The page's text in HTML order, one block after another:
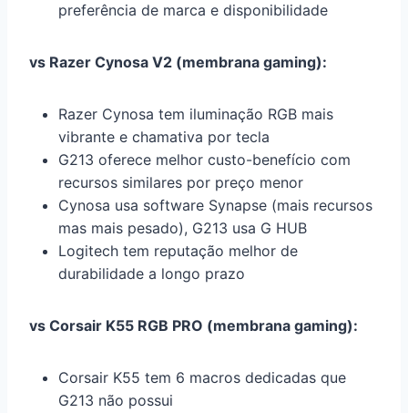
preferência de marca e disponibilidade
vs Razer Cynosa V2 (membrana gaming):
Razer Cynosa tem iluminação RGB mais
vibrante e chamativa por tecla
G213 oferece melhor custo-benefício com
recursos similares por preço menor
Cynosa usa software Synapse (mais recursos
mas mais pesado), G213 usa G HUB
Logitech tem reputação melhor de
durabilidade a longo prazo
vs Corsair K55 RGB PRO (membrana gaming):
Corsair K55 tem 6 macros dedicadas que
G213 não possui